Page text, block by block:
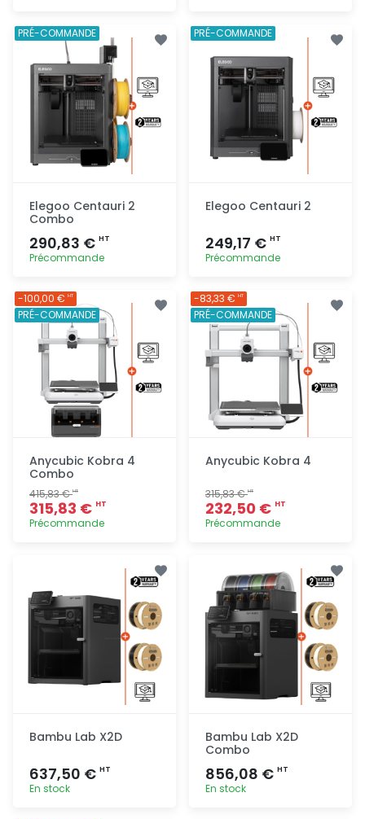
rapide
rapide
Elegoo Centauri 2
Combo
290,83 € HT
Précommande
rapide
PRÉ-COMMANDE
Elegoo Centauri 2
249,17 € HT
Précommande
rapide
PRÉ-COMMANDE
Anycubic Kobra 4
Combo
415,83 €HT
315,83 € HT
Précommande
-100,00 € HT
PRÉ-COMMANDE
Anycubic Kobra 4
315,83 €HT
232,50 € HT
Précommande
rapide
-83,33 € HT
PRÉ-COMMANDE
Bambu Lab X2D
637,50 € HT
En stock
Bambu Lab X2D
Combo
856,08 € HT
En stock